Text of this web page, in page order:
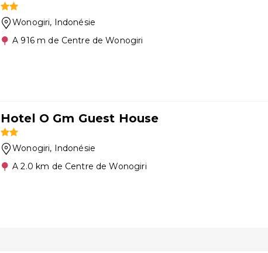
Wonogiri, Indonésie
A 916 m de Centre de Wonogiri
Hotel O Gm Guest House
Wonogiri, Indonésie
A 2.0 km de Centre de Wonogiri